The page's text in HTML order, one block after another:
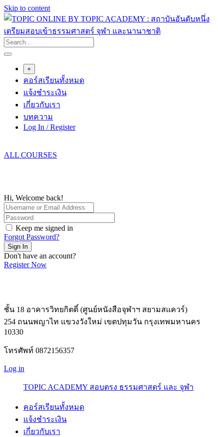
Skip to content
+
คอร์สเรียนทั้งหมด
แจ้งชำระเงิน
เกี่ยวกับเรา
บทความ
Log In / Register
ALL COURSES
Hi, Welcome back!
Keep me signed in
Forgot Password?
Sign In
Don't have an account?
Register Now
ชั้น 18 อาคารวิทยกิตติ์ (ศูนย์หนังสือจุฬาฯ สยามสแควร์)
254 ถนนพญาไท แขวงวังใหม่ เขตปทุมวัน กรุงเทพมหานคร
10330
โทรศัพท์ 0872156357
Log in
TOPIC ACADEMY สอบตรง ธรรมศาสตร์ และ จุฬา
คอร์สเรียนทั้งหมด
แจ้งชำระเงิน
เกี่ยวกับเรา